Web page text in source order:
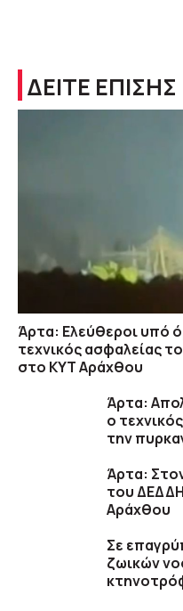
ΔΕΙΤΕ ΕΠΙΣΗΣ
Άρτα: Ελεύθεροι υπό
τεχνικός ασφαλείας
στο ΚΥΤ Αράχθου
Άρτα:
ο
την
Άρτα:
του
Αράχθου
Σε
ζωικών